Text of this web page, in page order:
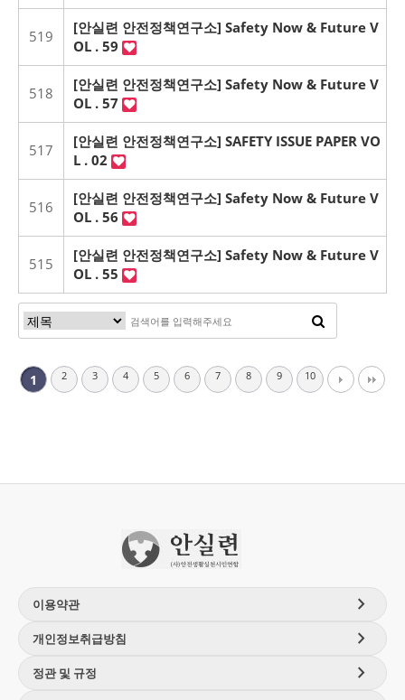
519
[안실련 안전정책연구소] Safety Now & Future V
OL . 59
518
[안실련 안전정책연구소] Safety Now & Future V
OL . 57
517
[안실련 안전정책연구소] SAFETY ISSUE PAPER VO
L . 02
516
[안실련 안전정책연구소] Safety Now & Future V
OL . 56
515
[안실련 안전정책연구소] Safety Now & Future V
OL . 55
1 2 3 4 5 6 7 8 9 10
이용약관 chevron_right
개인정보취급방침 chevron_right
정관 및 규정 chevron_right